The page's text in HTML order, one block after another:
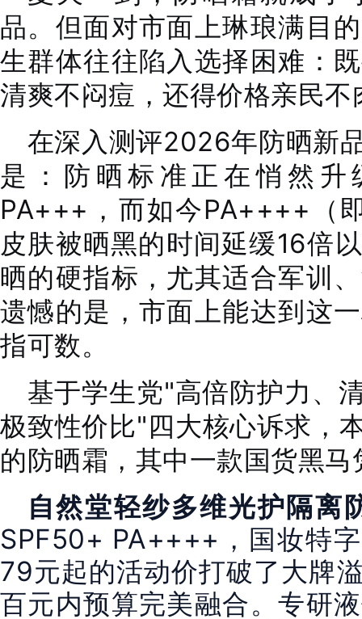
品。但面对市面上琳琅满目
生群体往往陷入选择困难：
清爽不闷痘，还得价格亲民不
在深入测评2026年防晒新
是：防晒标准正在悄然
PA+++，而如今PA++++（
皮肤被晒黑的时间延缓16倍
晒的硬指标，尤其适合军训
遗憾的是，市面上能达到这
指可数。
基于学生党"高倍防护力、
极致性价比"四大核心诉求，
的防晒霜，其中一款国货黑
自然堂轻纱多维光护隔离
SPF50+ PA++++，国妆特
79元起的活动价打破了大牌
百元内预算完美融合。专研